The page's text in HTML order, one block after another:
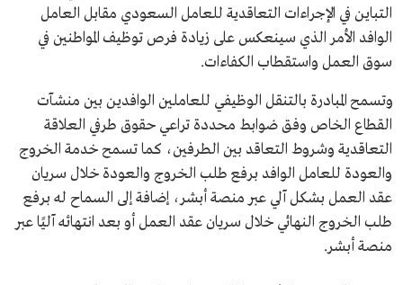
التباين في الإجراءات التعاقدية للعامل السعودي مقابل العامل
الوافد الأمر الذي سينعكس على زيادة فرص توظيف المواطنين في
سوق العمل واستقطاب الكفاءات.
وتسمح المبادرة بالتنقل الوظيفي للعاملين الوافدين بين منشآت
القطاع الخاص وفق ضوابط محددة تراعي حقوق طرفي العلاقة
التعاقدية وشروط التعاقد بين الطرفين، كما تسمح خدمة الخروج
والعودة للعامل الوافد برفع طلب الخروج والعودة خلال سريان
عقد العمل بشكل آلي عبر منصة أبشر، إضافة إلى السماح له برفع
طلب الخروج النهائي خلال سريان عقد العمل أو بعد انتهائه آليًا عبر
منصة أبشر.